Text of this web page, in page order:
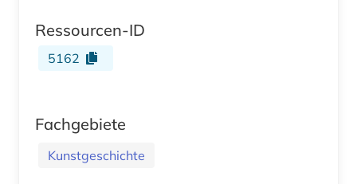
Ressourcen-ID
5162
Fachgebiete
Kunstgeschichte